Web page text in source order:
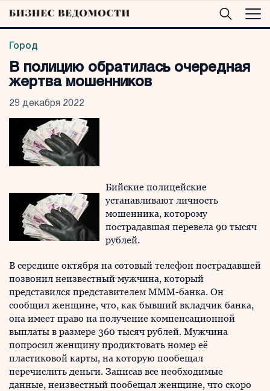
Город
В полицию обратилась очередная
жертва мошенников
29 декабря 2022
Бийские полицейские
устанавливают личность
мошенника, которому
пострадавшая перевела 90 тысяч
рублей.
В середине октября на сотовый телефон пострадавшей
позвонил неизвестный мужчина, который
представился представителем МММ-банка. Он
сообщил женщине, что, как бывший вкладчик банка,
она имеет право на получение компенсационной
выплаты в размере 360 тысяч рублей. Мужчина
попросил женщину продиктовать номер её
пластиковой карты, на которую пообещал
перечислить деньги. Записав все необходимые
данные, неизвестный пообещал женщине, что скоро